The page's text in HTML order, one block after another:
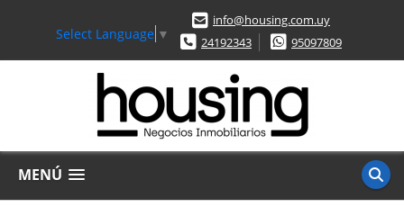
Select Language ▼
info@housing.com.uy
24192343
95097809
MENÚ